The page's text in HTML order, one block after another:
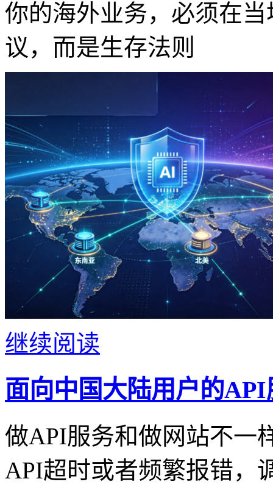
你的海外业务，必须在
议，而是生存法则
继续阅读
面向中国大陆用户的
做API服务和做网站不
API超时或者频繁报错，